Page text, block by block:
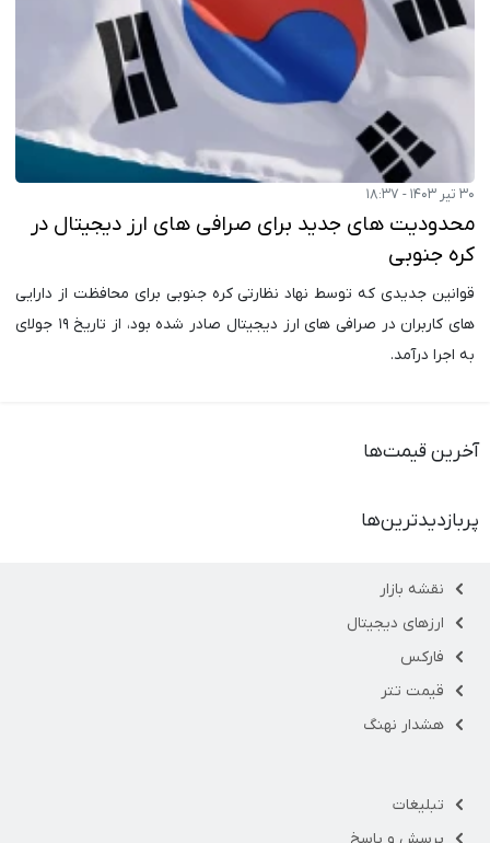
۳۰ تیر ۱۴۰۳ - ۱۸:۳۷
محدودیت های جدید برای صرافی های ارز دیجیتال در
کره جنوبی
قوانین جدیدی که توسط نهاد نظارتی کره جنوبی برای محافظت از دارایی
های کاربران در صرافی های ارز دیجیتال صادر شده بود، از تاریخ ۱۹ جولای
به اجرا درآمد.
آخرین قیمت‌ها
پربازدیدترین‌ها
نقشه بازار
ارزهای دیجیتال
فارکس
قیمت تتر
هشدار نهنگ
تبلیغات